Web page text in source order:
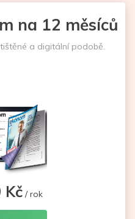
na 12 měsíců
a digitální podobě.
Kč / rok